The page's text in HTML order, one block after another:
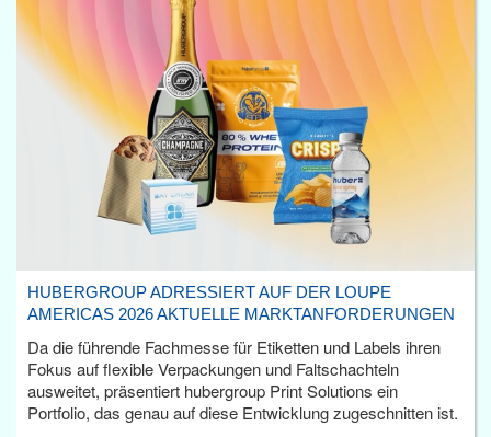
HUBERGROUP ADRESSIERT AUF DER LOUPE
AMERICAS 2026 AKTUELLE MARKTANFORDERUNGEN
Da die führende Fachmesse für Etiketten und Labels ihren
Fokus auf flexible Verpackungen und Faltschachteln
ausweitet, präsentiert hubergroup Print Solutions ein
Portfolio, das genau auf diese Entwicklung zugeschnitten ist.